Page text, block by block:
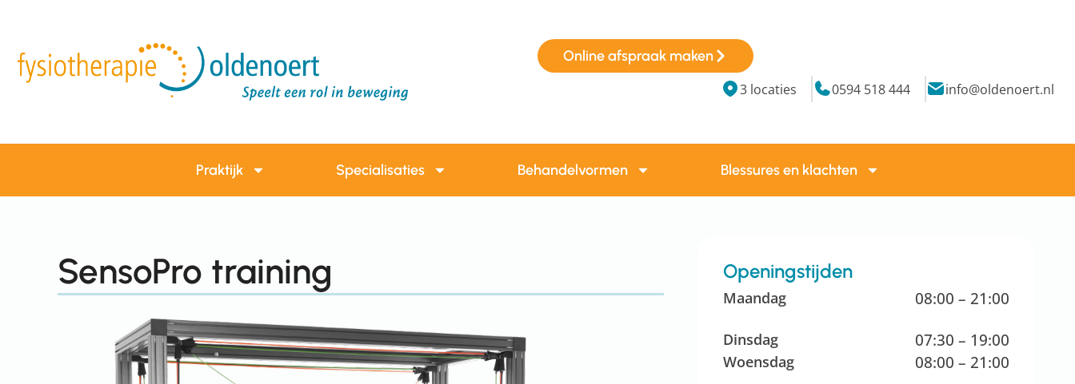
Online afspraak maken
3 locaties
0594 518 444 info@oldenoert.nl
Praktijk Specialisaties Behandelvormen Blessures en klachten
SensoPro training Openingstijden
Maandag 08:00 – 21:00
Dinsdag 07:30 – 19:00
Woensdag 08:00 – 21:00